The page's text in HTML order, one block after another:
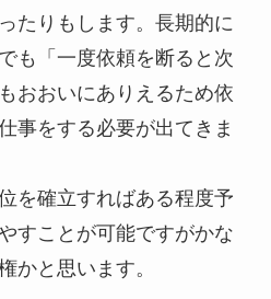
たりもします。長期的に
も「一度依頼を断ると次
おおいにありえるため依
事をする必要が出てきま
を確立すればある程度予
すことが可能ですがかな
かと思います。